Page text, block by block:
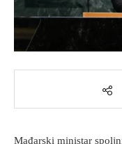
Mađarski ministar